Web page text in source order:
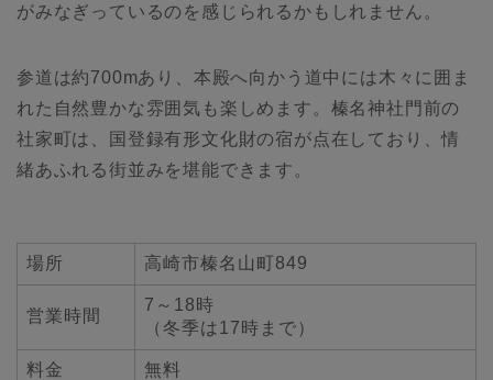
がみなぎっているのを感じられるかもしれません。
参道は約700mあり、本殿へ向かう道中には木々に囲ま
れた自然豊かな雰囲気も楽しめます。榛名神社門前の
社家町は、国登録有形文化財の宿が点在しており、情
緒あふれる街並みを堪能できます。
場所 高崎市榛名山町849
営業時間
7～18時
（冬季は17時まで）
料金 無料